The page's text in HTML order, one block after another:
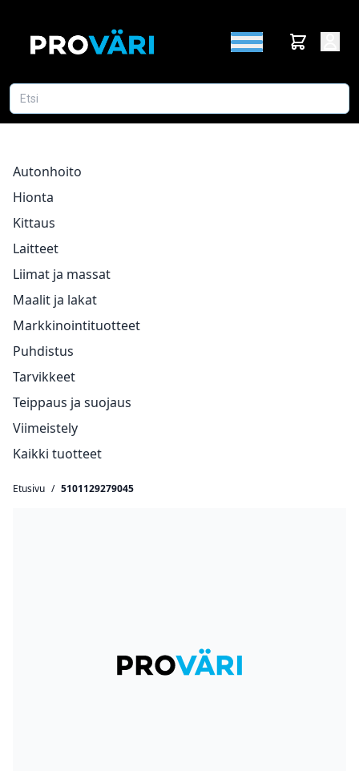
Autonhoito
Hionta
Kittaus
Laitteet
Liimat ja massat
Maalit ja lakat
Markkinointituotteet
Puhdistus
Tarvikkeet
Teippaus ja suojaus
Viimeistely
Kaikki tuotteet
Etusivu / 5101129279045